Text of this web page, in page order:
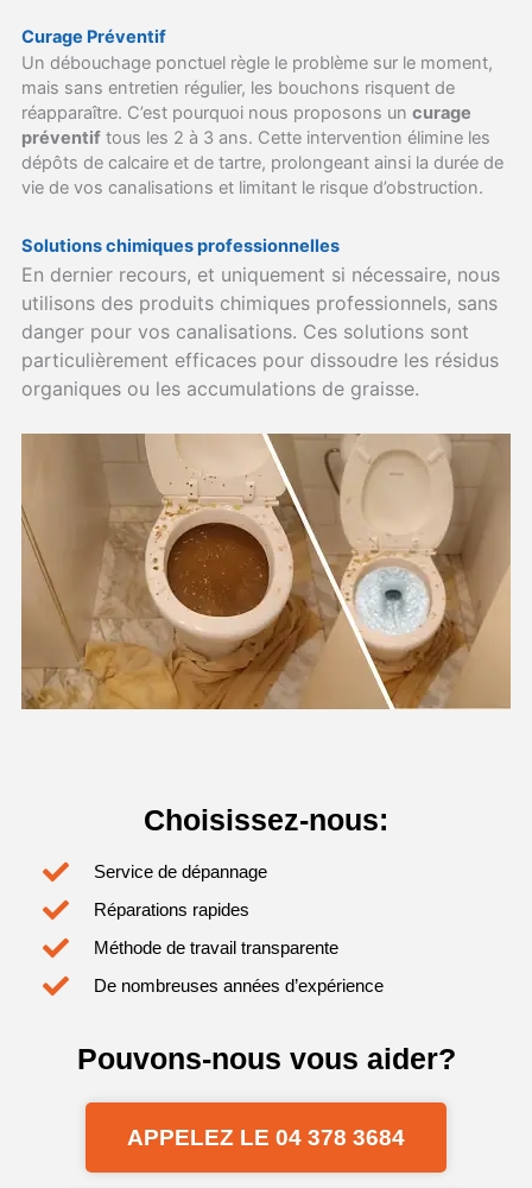
Curage Préventif
Un débouchage ponctuel règle le problème sur le moment,
mais sans entretien régulier, les bouchons risquent de
réapparaître. C’est pourquoi nous proposons un curage
préventif tous les 2 à 3 ans. Cette intervention élimine les
dépôts de calcaire et de tartre, prolongeant ainsi la durée de
vie de vos canalisations et limitant le risque d’obstruction.
Solutions chimiques professionnelles
En dernier recours, et uniquement si nécessaire, nous
utilisons des produits chimiques professionnels, sans
danger pour vos canalisations. Ces solutions sont
particulièrement efficaces pour dissoudre les résidus
organiques ou les accumulations de graisse.
Choisissez-nous:
Service de dépannage
Réparations rapides
Méthode de travail transparente
De nombreuses années d’expérience
Pouvons-nous vous aider?
APPELEZ LE 04 378 3684